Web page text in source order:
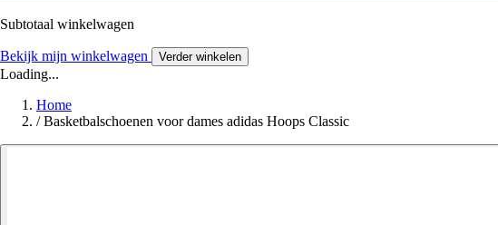
Subtotaal winkelwagen
Bekijk mijn winkelwagen Verder winkelen
Loading...
Home
/ Basketbalschoenen voor dames adidas Hoops Classic